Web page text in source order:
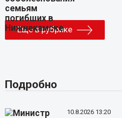
Еще в рубрике
Подробно
10.8.2026 13:20